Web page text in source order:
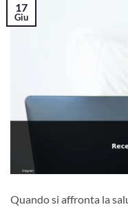
17
Giu
Quando si affronta la